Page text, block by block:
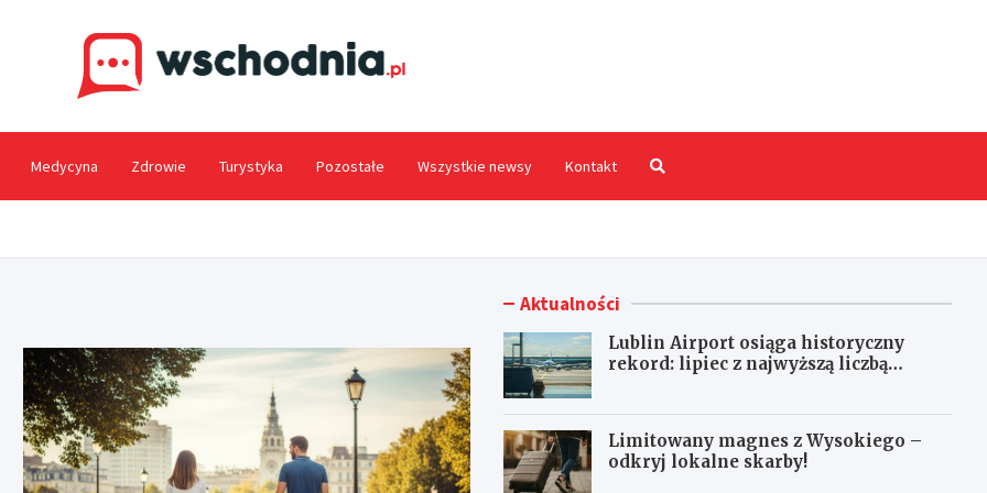
Medycyna Zdrowie Turystyka Pozostałe Wszystkie newsy Kontakt
Aktualności
Lublin Airport osiąga historyczny
rekord: lipiec z najwyższą liczbą
Limitowany magnes z Wysokiego –
odkryj lokalne skarby!